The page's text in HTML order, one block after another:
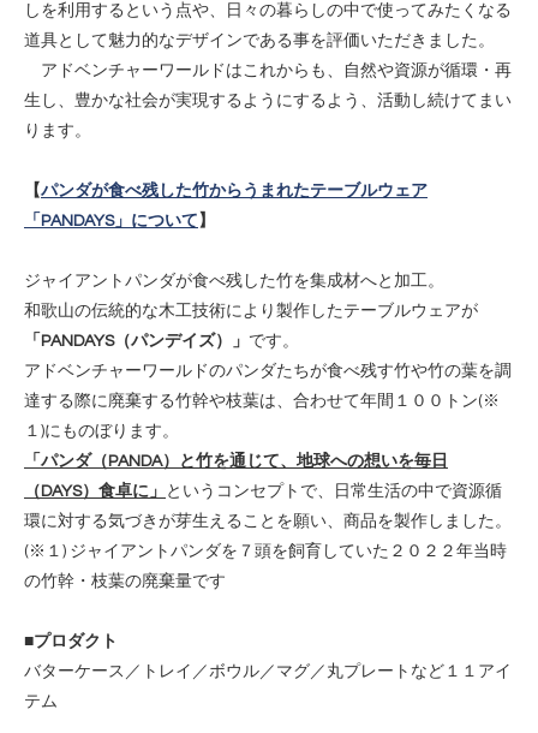
しを利用するという点や、日々の暮らしの中で使ってみたくなる
道具として魅力的なデザインである事を評価いただきました。
アドベンチャーワールドはこれからも、自然や資源が循環・再
生し、豊かな社会が実現するようにするよう、活動し続けてまい
ります。
【パンダが⾷べ残した⽵からうまれたテーブルウェア
「PANDAYS」について 】
ジャイアントパンダが⾷べ残した⽵を集成材へと加⼯。
和歌⼭の伝統的な⽊⼯技術により製作したテーブルウェアが
「PANDAYS（パンデイズ）」 です。
アドベンチャーワールドのパンダたちが⾷べ残す⽵や⽵の葉を調
達する際に廃棄する⽵幹や枝葉は、合わせて年間１００トン(※
１)にものぼります。
「パンダ（PANDA）と⽵を通じて、地球への想いを毎⽇
（DAYS）食卓に」
というコンセプトで、⽇常⽣活の中で資源循
環に対する気づきが芽⽣えることを願い、商品を製作しました。
(※１) ジャイアントパンダを７頭を飼育していた２０２２年当時
の竹幹・枝葉の廃棄量です
■プロダクト
バターケース／トレイ／ボウル／マグ／丸プレートなど１１アイ
テム